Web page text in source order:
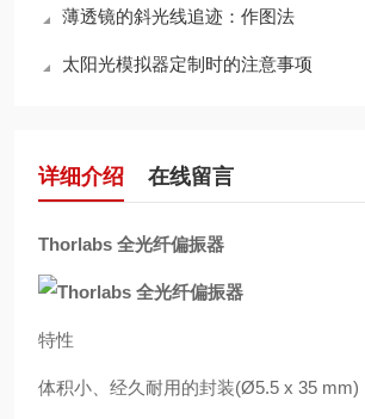
薄透镜的斜光线追迹：作图法
太阳光模拟器定制时的注意事项
详细介绍 在线留言
Thorlabs 全光纤偏振器
特性
体积小、经久耐用的封装(Ø5.5 x 35 mm)